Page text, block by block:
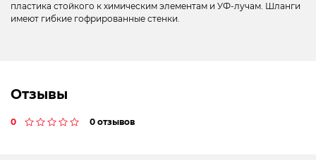
пластика стойкого к химическим элементам и УФ-лучам. Шланги
имеют гибкие гофрированные стенки.
Отзывы
0 0 отзывов